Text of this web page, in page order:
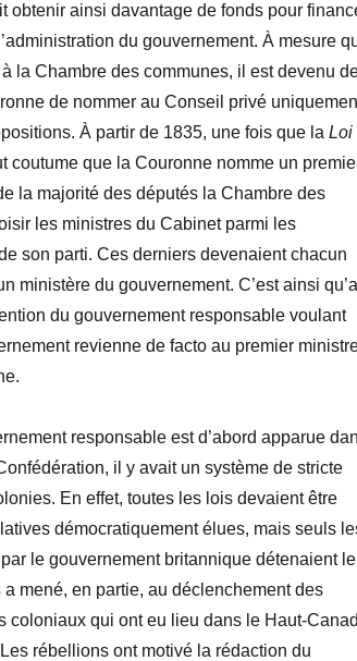
obtenir ainsi davantage de fonds pour
du gouvernement. À mesure
la Chambre des communes, il est devenu
de nommer au Conseil privé
À partir de 1835, une fois que la Loi
coutume que la Couronne nomme un
la majorité des députés la Chambre des
les ministres du Cabinet parmi les
son parti. Ces derniers devenaient chacun
ministère du gouvernement. C’est ainsi qu’a
du gouvernement responsable voulant
revienne de facto au premier
responsable est d’abord apparue
il y avait un système de stricte
En effet, toutes les lois devaient être
démocratiquement élues, mais seuls
le gouvernement britannique détenaient le
mené, en partie, au déclenchement des
coloniaux qui ont eu lieu dans le Haut-
rébellions ont motivé la rédaction du